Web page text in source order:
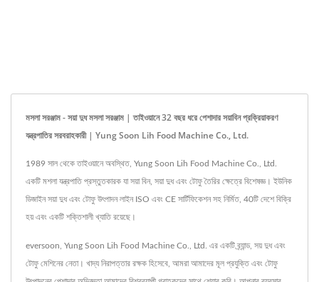
মসলা সরঞ্জাম - সয়া দুধ মসলা সরঞ্জাম | তাইওয়ানে 32 বছর ধরে পেশাদার সয়াবিন প্রক্রিয়াকরণ
যন্ত্রপাতির সরবরাহকারী | Yung Soon Lih Food Machine Co., Ltd.
1989 সাল থেকে তাইওয়ানে অবস্থিত, Yung Soon Lih Food Machine Co., Ltd.
একটি মশলা যন্ত্রপাতি প্রস্তুতকারক যা সয়া বিন, সয়া দুধ এবং টোফু তৈরির ক্ষেত্রে বিশেষজ্ঞ। ইউনিক
ডিজাইন সয়া দুধ এবং টোফু উৎপাদন লাইন ISO এবং CE সার্টিফিকেশন সহ নির্মিত, 40টি দেশে বিক্রি
হয় এবং একটি শক্তিশালী খ্যাতি রয়েছে।
eversoon, Yung Soon Lih Food Machine Co., Ltd. এর একটি ব্র্যান্ড, সয় দুধ এবং
টোফু মেশিনের নেতা। খাদ্য নিরাপত্তার রক্ষক হিসেবে, আমরা আমাদের মূল প্রযুক্তি এবং টোফু